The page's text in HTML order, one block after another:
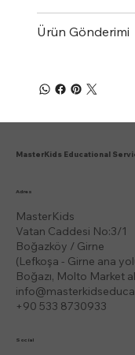
Ürün Gönderimi
MasterKids Educational
MasterKids
Vatan Caddesi No:3/1
Boğazköy / Girne
(Lefkoşa - Girne ana
Boğazı, Molto Market
+90 533 8730933
Adres
Social